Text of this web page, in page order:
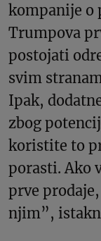
kompanije o
Trumpova
postojati
svim
Ipak,
zbog
koristite to
porasti. Ako
prve
njim”,